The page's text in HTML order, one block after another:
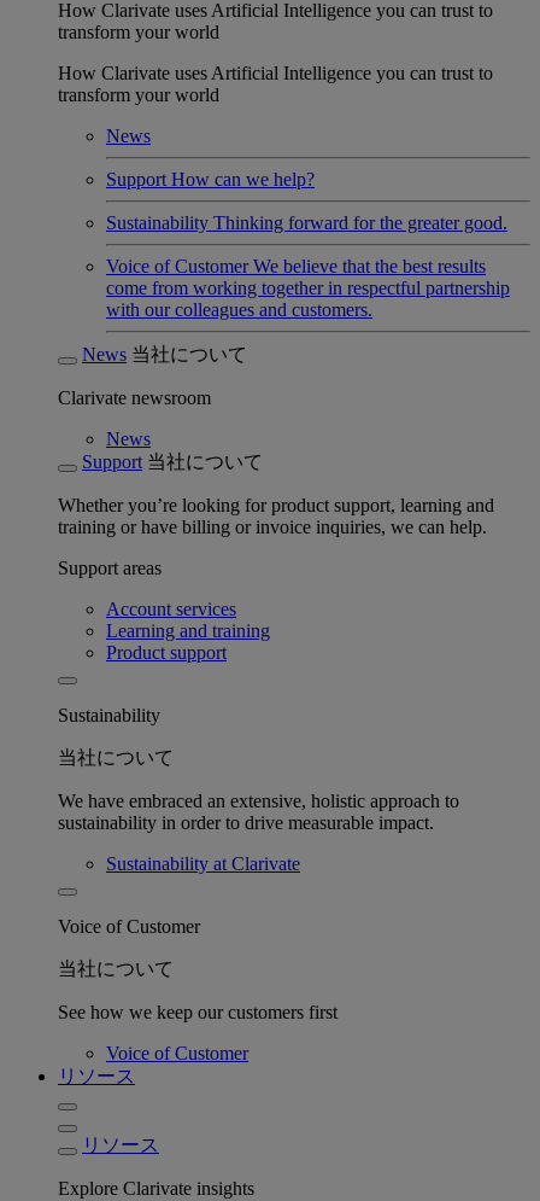
How Clarivate uses Artificial Intelligence you can trust to
transform your world
How Clarivate uses Artificial Intelligence you can trust to
transform your world
News
Support How can we help?
Sustainability Thinking forward for the greater good.
Voice of Customer We believe that the best results
come from working together in respectful partnership
with our colleagues and customers.
News 当社について
Clarivate newsroom
News
Support 当社について
Whether you’re looking for product support, learning and
training or have billing or invoice inquiries, we can help.
Support areas
Account services
Learning and training
Product support
Sustainability
当社について
We have embraced an extensive, holistic approach to
sustainability in order to drive measurable impact.
Sustainability at Clarivate
Voice of Customer
当社について
See how we keep our customers first
Voice of Customer
リソース
リソース
Explore Clarivate insights